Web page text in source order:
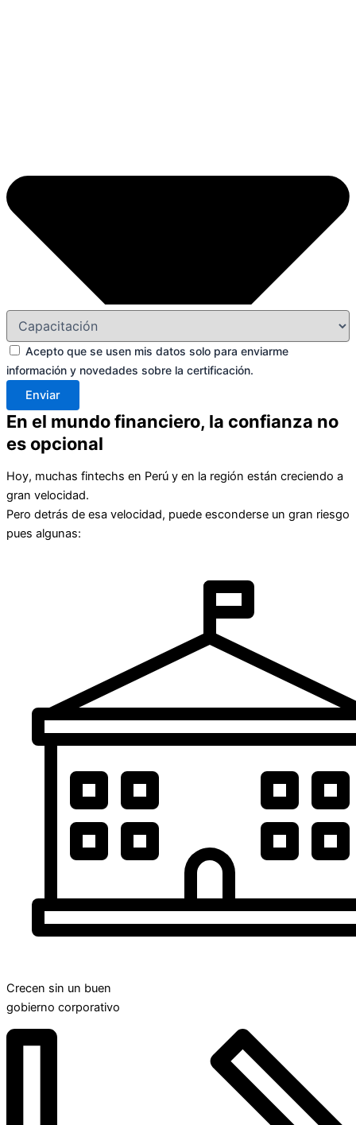
Acepto que se usen mis datos solo para enviarme
información y novedades sobre la certificación.
Enviar
En el mundo financiero, la confianza no
es opcional
Hoy, muchas fintechs en Perú y en la región están creciendo a
gran velocidad.
Pero detrás de esa velocidad, puede esconderse un gran riesgo
pues algunas:
Crecen sin un buen
gobierno corporativo